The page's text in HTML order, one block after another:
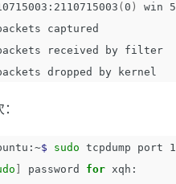
( 0 )
win
captured
received by filter
$ sudo tcpdump port
password for xqh: